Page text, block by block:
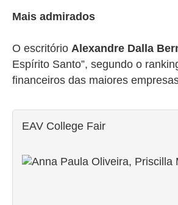
Mais admirados
O escritório Alexandre Dalla
Espírito Santo”, segundo o
financeiros das maiores
EAV College Fair